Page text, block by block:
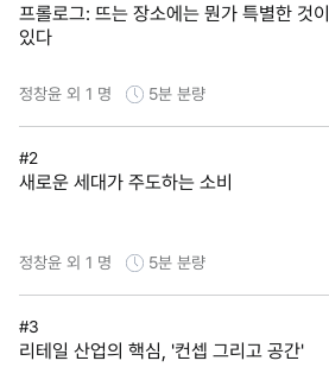
프롤로그: 뜨는 장소에는 뭔가 특별한 것이
있다
정창윤 외 1 명 5분 분량
#2
새로운 세대가 주도하는 소비
정창윤 외 1 명 5분 분량
#3
리테일 산업의 핵심, '컨셉 그리고 공간'